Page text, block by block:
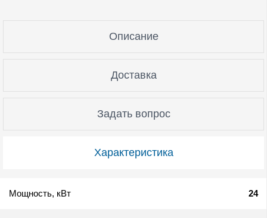
Характеристика
Описание
Доставка
Задать вопрос
Мощность, кВт 24